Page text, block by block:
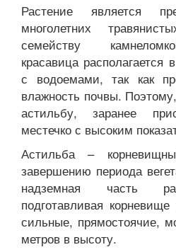
Растение является
многолетних
семейству
красавица располагается
с водоемами, так как
влажность почвы.
астильбу, заранее
местечко с высоким
Астильба –
завершению периода
надземная часть
подготавливая
сильные, прямостоячие,
метров в высоту.